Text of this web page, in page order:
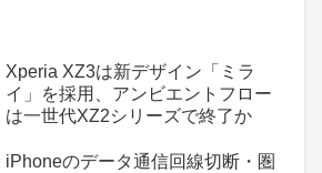
Xperia XZ3は新デザイン「ミラ
イ」を採用、アンビエントフロー
は一世代XZ2シリーズで終了か
iPhoneのデータ通信回線切断・圏